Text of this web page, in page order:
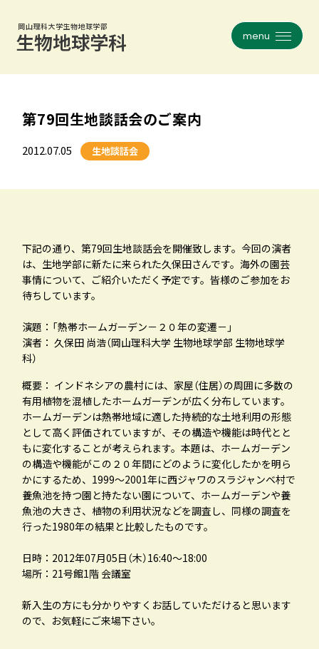
生物地球学科
メニュー
生物地球学科について
沿革
お知らせ一覧
生地談話会
就職情報
卒業後の進路
植物学
天文・気象学
旧コース一覧
サイトマップ
理大ホームページ
入試情報
岡山理科大学生物地球学部
生物地球学科 メニュー
第79回生地談話会のご案内
2012.07.05 生地談話会
下記の通り、第79回生地談話会を開催致します。今回の演者
は、生地学部に新たに来られた久保田さんです。海外の園芸
事情について、ご紹介いただく予定です。皆様のご参加をお
待ちしています。
演題：「熱帯ホームガーデン－２０年の変遷－」
演者： 久保田 尚浩（岡山理科大学 生物地球学部 生物地球学
科）
概要： インドネシアの農村には、家屋（住居）の周囲に多数の
有用植物を混植したホームガーデンが広く分布しています。
ホームガーデンは熱帯地域に適した持続的な土地利用の形態
として高く評価されていますが、その構造や機能は時代とと
もに変化することが考えられます。本題は、ホームガーデン
の構造や機能がこの２０年間にどのように変化したかを明ら
かにするため、1999～2001年に西ジャワのスラジャンベ村で
養魚池を持つ園と持たない園について、ホームガーデンや養
魚池の大きさ、植物の利用状況などを調査し、同様の調査を
行った1980年の結果と比較したものです。
日時：2012年07月05日（木）16:40～18:00
場所：21号館1階 会議室
新入生の方にも分かりやすくお話していただけると思います
ので、お気軽にご来場下さい。